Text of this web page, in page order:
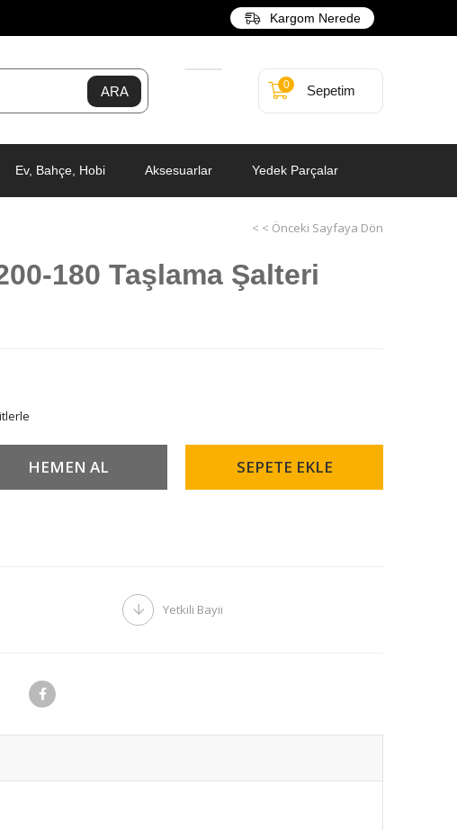
Kargom Nerede
Sepetim
0
Ev, Bahçe, Hobi Aksesuarlar Yedek Parçalar
< < Önceki Sayfaya Dön
180 Taşlama Şalteri
Yetkili Bayii